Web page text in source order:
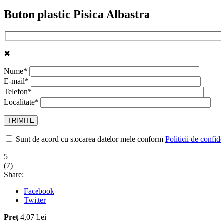
Buton plastic Pisica Albastra
✖
Nume*
E-mail*
Telefon*
Localitate*
Sunt de acord cu stocarea datelor mele conform Politicii de
5
(7)
Share:
Facebook
Twitter
Preț 4,07 Lei